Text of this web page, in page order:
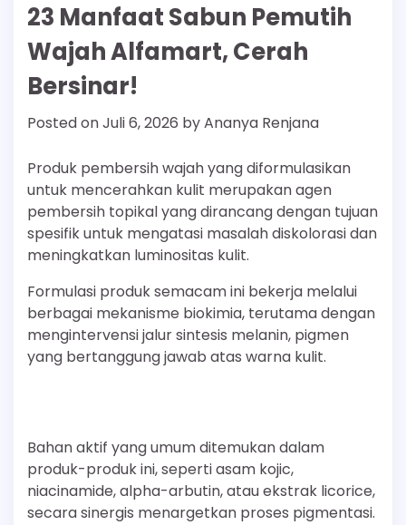
23 Manfaat Sabun Pemutih
Wajah Alfamart, Cerah
Bersinar!
Posted onJuli 6, 2026 byAnanya Renjana
Produk pembersih wajah yang diformulasikan
untuk mencerahkan kulit merupakan agen
pembersih topikal yang dirancang dengan tujuan
spesifik untuk mengatasi masalah diskolorasi dan
meningkatkan luminositas kulit.
Formulasi produk semacam ini bekerja melalui
berbagai mekanisme biokimia, terutama dengan
mengintervensi jalur sintesis melanin, pigmen
yang bertanggung jawab atas warna kulit.
Bahan aktif yang umum ditemukan dalam
produk-produk ini, seperti asam kojic,
niacinamide, alpha-arbutin, atau ekstrak licorice,
secara sinergis menargetkan proses pigmentasi.